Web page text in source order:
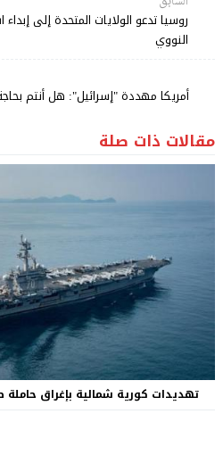
روسيا تدعو الولايات المتحدة إلى
النووي
أمريكا مهددة "إسرائيل": هل أنتم
مقالات ذات صلة
تهديدات كورية شمالية بإغراق حاملة